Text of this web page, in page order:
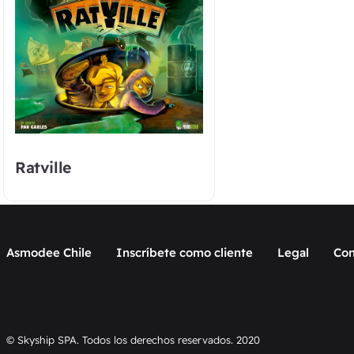
Ratville
Asmodee Chile Inscríbete como cliente Legal
© Skyship SPA. Todos los derechos reservados. 2020